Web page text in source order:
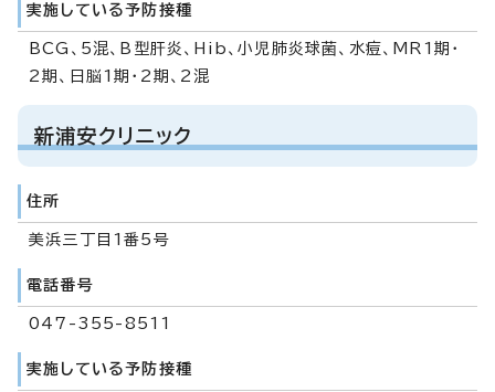
実施している予防接種
BCG、5混、B型肝炎、Hib、小児肺炎球菌、水痘、MR1期・
2期、日脳1期・2期、2混
新浦安クリニック
住所
美浜三丁目1番5号
電話番号
047-355-8511
実施している予防接種